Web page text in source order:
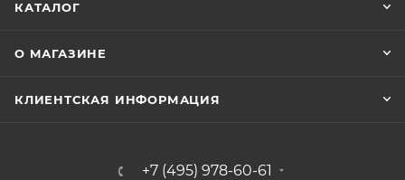
КАТАЛОГ
О МАГАЗИНЕ
КЛИЕНТСКАЯ ИНФОРМАЦИЯ
+7 (495) 978-60-61